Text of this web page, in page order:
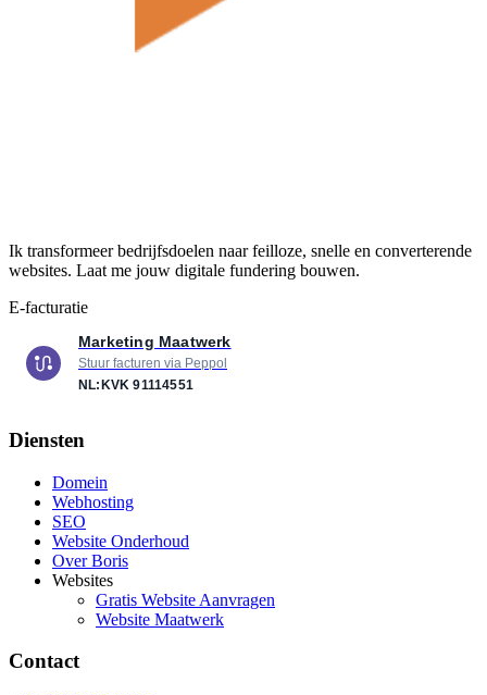
Ik transformeer bedrijfsdoelen naar feilloze, snelle en converterende
websites. Laat me jouw digitale fundering bouwen.
E-facturatie
Marketing Maatwerk
Stuur facturen via Peppol
NL:KVK 91114551
Diensten
Domein
Webhosting
SEO
Website Onderhoud
Over Boris
Websites
Gratis Website Aanvragen
Website Maatwerk
Contact